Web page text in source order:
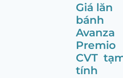
Giá lăn
bánh
Avanza
Premio
CVT
tính